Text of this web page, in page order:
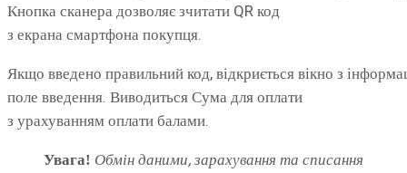
Кнопка сканера дозволяє зчитати QR код
з екрана смартфона покупця.
Якщо введено правильний код, відкриється вікно з
поле введення. Виводиться Сума для оплати
з урахуванням оплати балами.
Увага! Обмін даними, зарахування та списання